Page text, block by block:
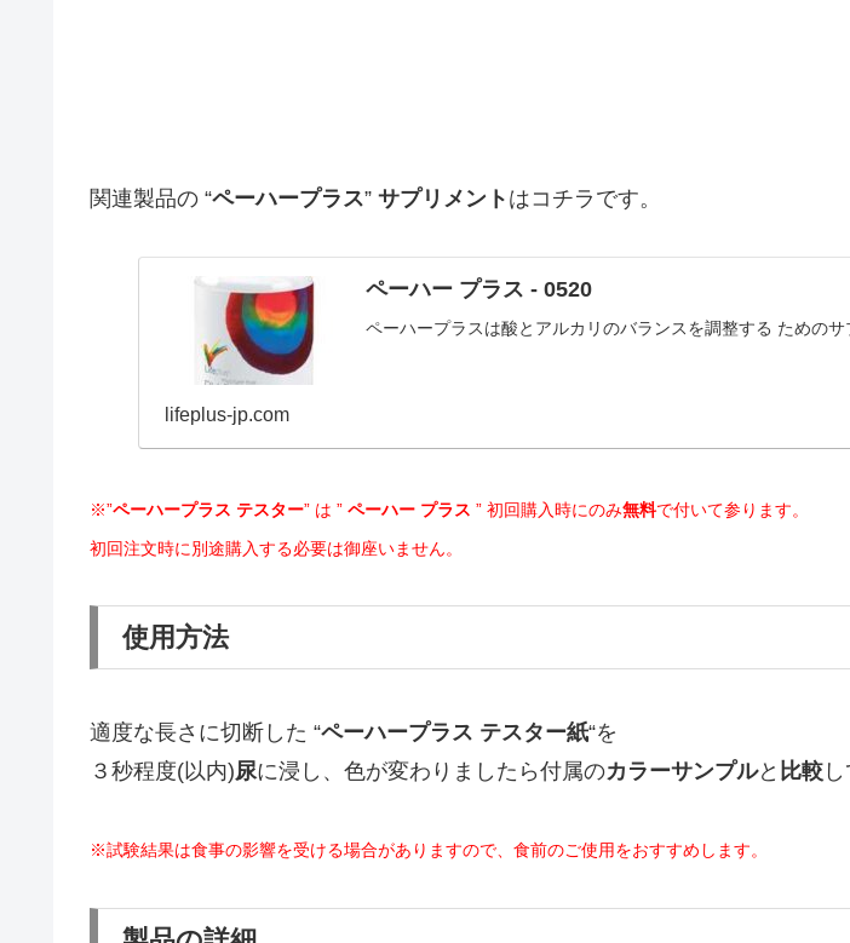
関連製品の “ペーハープラス” サプリメント はコチラです。
ペーハー プラス - 0520
ペーハープラスは酸とアルカリのバランスを調整する ためのサ
lifeplus-jp.com
※”ペーハープラス テスター” は ” ペーハー プラス ” 初回購入時にのみ無料で付いて参ります。
初回注文時に別途購入する必要は御座いません。
使用方法
適度な長さに切断した “ペーハープラス テスター紙“を
３秒程度(以内)尿に浸し、色が変わりましたら付属のカラーサンプルと 比較
※試験結果は食事の影響を受ける場合がありますので、食前のご使用をおすすめします。